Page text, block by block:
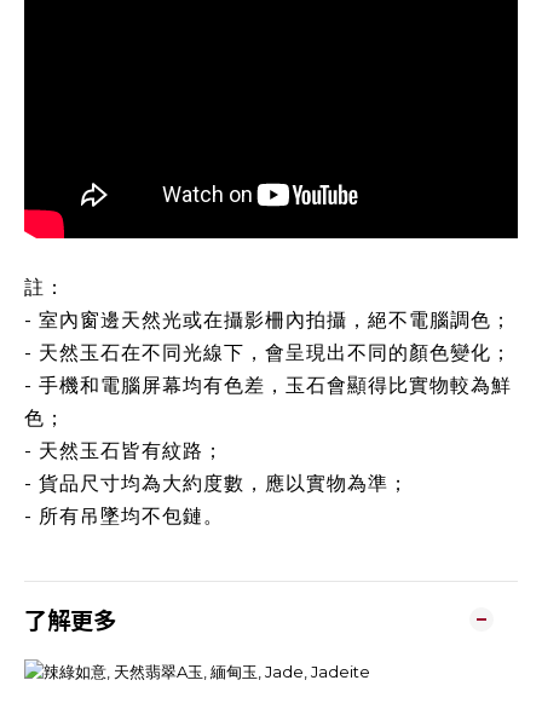
註：
- 室內窗邊天然光或在攝影柵內拍攝，絕不電腦調色；
- 天然玉石在不同光線下，會呈現出不同的顏色變化；
- 手機和電腦屏幕均有色差，玉石會顯得比實物較為鮮
色；
- 天然玉石皆有紋路；
- 貨品尺寸均為大約度數，應以實物為準；
- 所有吊墜均不包鏈。
了解更多